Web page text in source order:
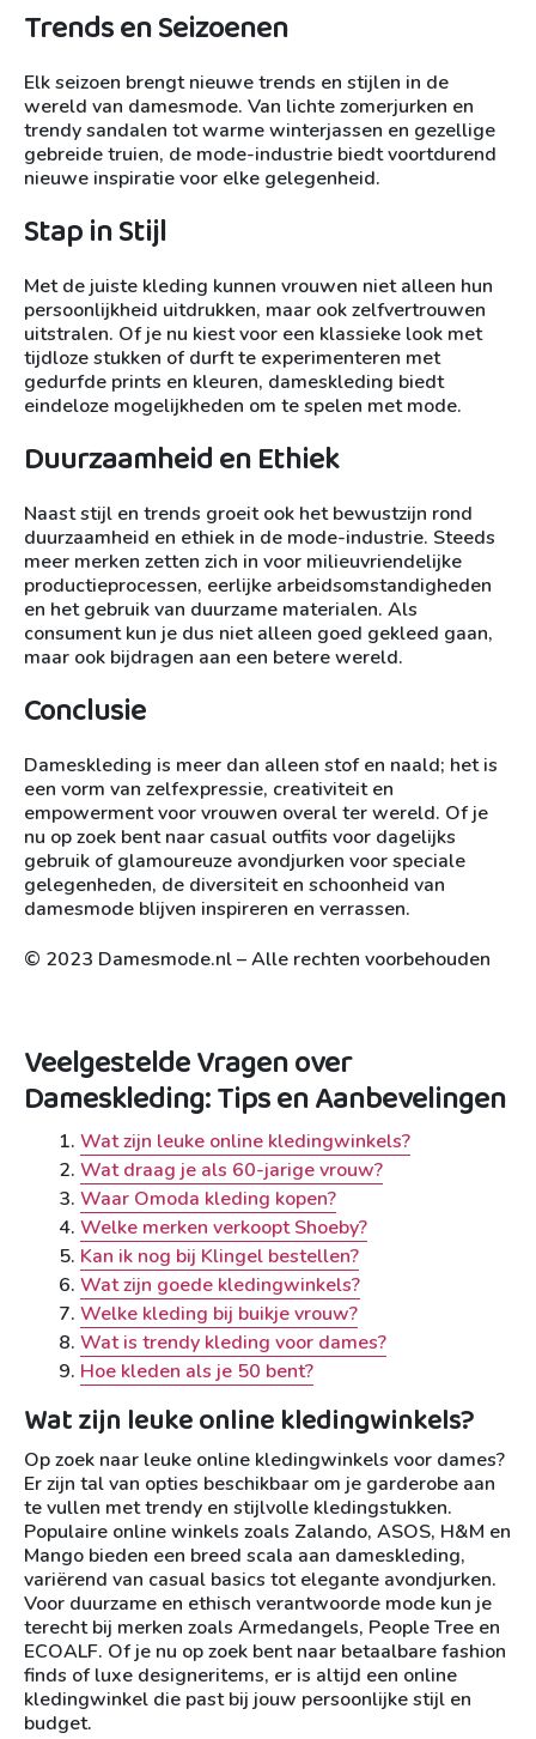
Trends en Seizoenen
Elk seizoen brengt nieuwe trends en stijlen in de
wereld van damesmode. Van lichte zomerjurken en
trendy sandalen tot warme winterjassen en gezellige
gebreide truien, de mode-industrie biedt voortdurend
nieuwe inspiratie voor elke gelegenheid.
Stap in Stijl
Met de juiste kleding kunnen vrouwen niet alleen hun
persoonlijkheid uitdrukken, maar ook zelfvertrouwen
uitstralen. Of je nu kiest voor een klassieke look met
tijdloze stukken of durft te experimenteren met
gedurfde prints en kleuren, dameskleding biedt
eindeloze mogelijkheden om te spelen met mode.
Duurzaamheid en Ethiek
Naast stijl en trends groeit ook het bewustzijn rond
duurzaamheid en ethiek in de mode-industrie. Steeds
meer merken zetten zich in voor milieuvriendelijke
productieprocessen, eerlijke arbeidsomstandigheden
en het gebruik van duurzame materialen. Als
consument kun je dus niet alleen goed gekleed gaan,
maar ook bijdragen aan een betere wereld.
Conclusie
Dameskleding is meer dan alleen stof en naald; het is
een vorm van zelfexpressie, creativiteit en
empowerment voor vrouwen overal ter wereld. Of je
nu op zoek bent naar casual outfits voor dagelijks
gebruik of glamoureuze avondjurken voor speciale
gelegenheden, de diversiteit en schoonheid van
damesmode blijven inspireren en verrassen.
© 2023 Damesmode.nl – Alle rechten voorbehouden
Veelgestelde Vragen over
Dameskleding: Tips en Aanbevelingen
Wat zijn leuke online kledingwinkels?
Wat draag je als 60-jarige vrouw?
Waar Omoda kleding kopen?
Welke merken verkoopt Shoeby?
Kan ik nog bij Klingel bestellen?
Wat zijn goede kledingwinkels?
Welke kleding bij buikje vrouw?
Wat is trendy kleding voor dames?
Hoe kleden als je 50 bent?
Wat zijn leuke online kledingwinkels?
Op zoek naar leuke online kledingwinkels voor dames?
Er zijn tal van opties beschikbaar om je garderobe aan
te vullen met trendy en stijlvolle kledingstukken.
Populaire online winkels zoals Zalando, ASOS, H&M en
Mango bieden een breed scala aan dameskleding,
variërend van casual basics tot elegante avondjurken.
Voor duurzame en ethisch verantwoorde mode kun je
terecht bij merken zoals Armedangels, People Tree en
ECOALF. Of je nu op zoek bent naar betaalbare fashion
finds of luxe designeritems, er is altijd een online
kledingwinkel die past bij jouw persoonlijke stijl en
budget.